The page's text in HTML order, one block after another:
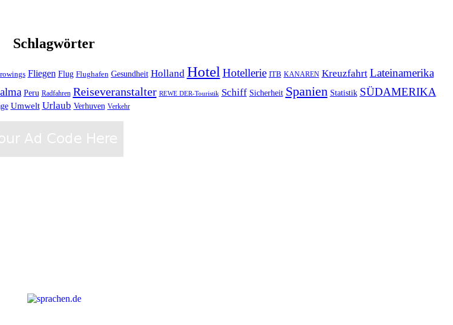
Schlagwörter
Fliegen Flug Flughafen Gesundheit Holland Hotel Hotellerie ITB KANAREN Kreuzfahrt Lateinamerika
Peru Radfahren Reiseveranstalter REWE DER-Touristik Schiff Sicherheit Spanien Statistik SÜDAMERIKA
Umwelt Urlaub Verhuven Verkehr